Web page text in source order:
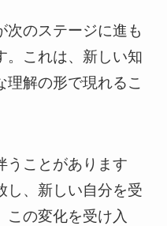
次のステージに進も
。これは、新しい知
解の形で現れるこ
うことがあります
し、新しい自分を受
この変化を受け入